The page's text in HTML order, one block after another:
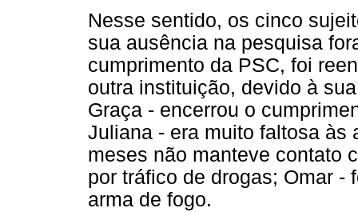
Nesse sentido, os cinco
sua ausência na pesquisa
cumprimento da PSC, foi
outra instituição, devido à
Graça - encerrou o
Juliana - era muito faltosa às
meses não manteve contato
por tráfico de drogas; Omar -
arma de fogo.